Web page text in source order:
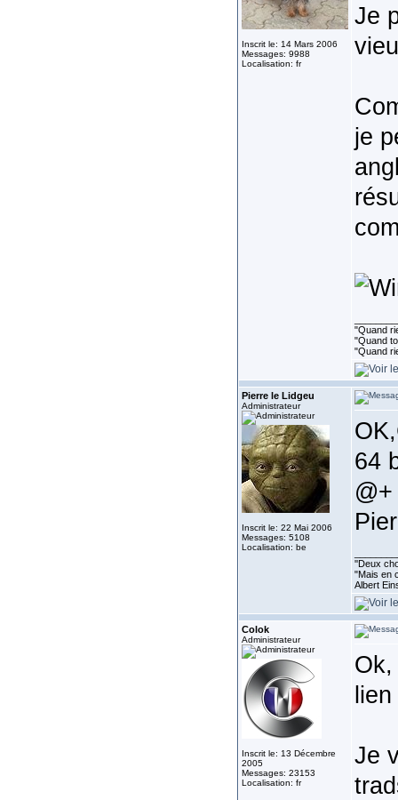
Inscrit le: 14 Mars 2006
Messages: 9988
Localisation: fr
Je
je
"Quand
"Quand
"Quand
Pierre le Lidgeu
Administrateur
Inscrit le: 22 Mai 2006
Messages: 5108
Localisation: be
64
@+
''Deux
"Mais en
Albert
Colok
Administrateur
Inscrit le: 13 Décembre
2005
Messages: 23153
Localisation: fr
Je